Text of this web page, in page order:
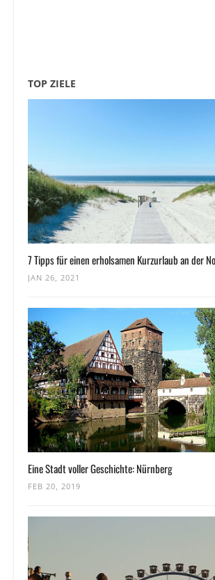
TOP ZIELE
7 Tipps für einen erholsamen Kurzurlaub an der
JAN 26, 2021
Eine Stadt voller Geschichte: Nürnberg
FEB 20, 2019